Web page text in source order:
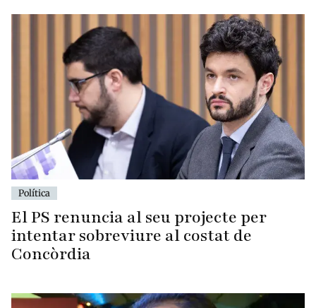
Política
El PS renuncia al seu projecte per
intentar sobreviure al costat de
Concòrdia